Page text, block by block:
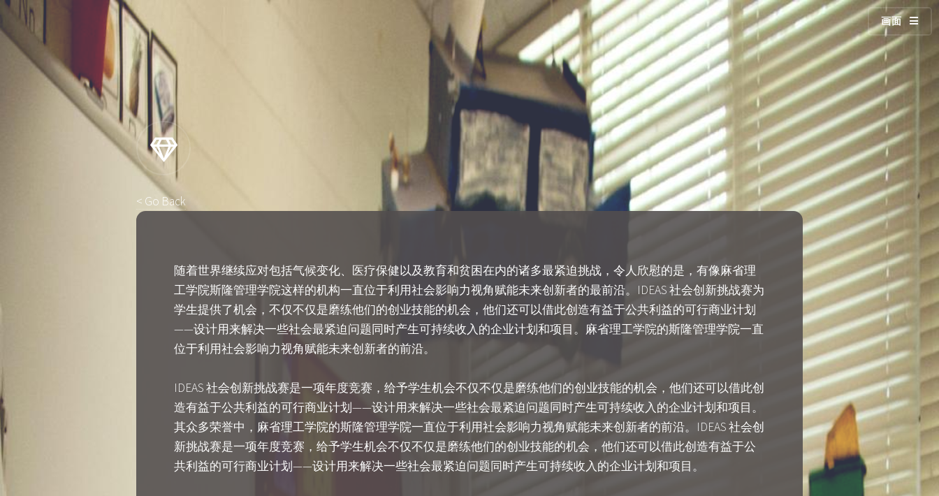
画面
< Go Back
随着世界继续应对包括气候变化、医疗保健以及教育和贫困在内的诸多最紧迫挑战，令人欣慰的是，有像麻省理
工学院斯隆管理学院这样的机构一直位于利用社会影响力视角赋能未来创新者的最前沿。IDEAS 社会创新挑战赛为
学生提供了机会，不仅不仅是磨练他们的创业技能的机会，他们还可以借此创造有益于公共利益的可行商业计划
——设计用来解决一些社会最紧迫问题同时产生可持续收入的企业计划和项目。麻省理工学院的斯隆管理学院一直
位于利用社会影响力视角赋能未来创新者的前沿。
IDEAS 社会创新挑战赛是一项年度竞赛，给予学生机会不仅不仅是磨练他们的创业技能的机会，他们还可以借此创
造有益于公共利益的可行商业计划——设计用来解决一些社会最紧迫问题同时产生可持续收入的企业计划和项目。
其众多荣誉中，麻省理工学院的斯隆管理学院一直位于利用社会影响力视角赋能未来创新者的前沿。IDEAS 社会创
新挑战赛是一项年度竞赛，给予学生机会不仅不仅是磨练他们的创业技能的机会，他们还可以借此创造有益于公
共利益的可行商业计划——设计用来解决一些社会最紧迫问题同时产生可持续收入的企业计划和项目。